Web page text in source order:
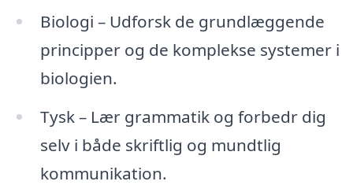
Biologi – Udforsk de grundlæggende
principper og de komplekse systemer i
biologien.
Tysk – Lær grammatik og forbedr dig
selv i både skriftlig og mundtlig
kommunikation.